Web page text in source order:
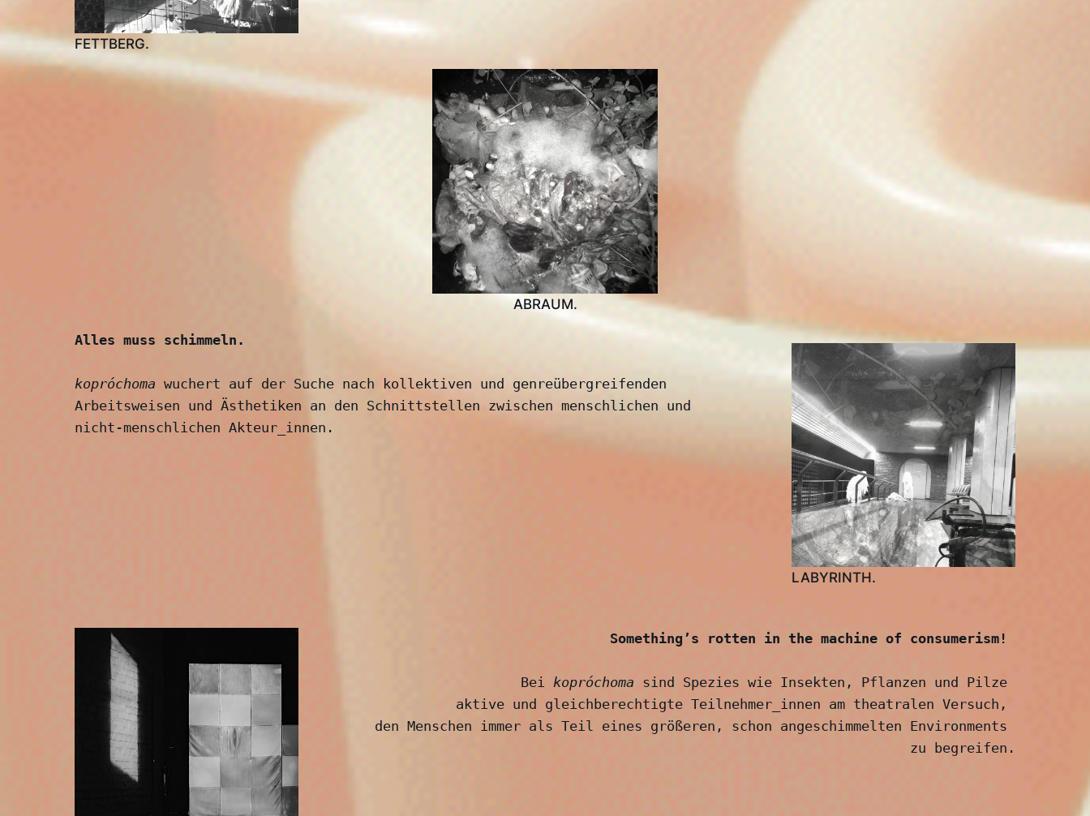
FETTBERG.
ABRAUM.
LABYRINTH.
Alles muss schimmeln.
kopróchoma wuchert auf der Suche nach kollektiven und genreübergreifenden
Arbeitsweisen und Ästhetiken an den Schnittstellen zwischen menschlichen und
nicht-menschlichen Akteur_innen.
Something’s rotten in the machine of consumerism!
Bei kopróchoma sind Spezies wie Insekten, Pflanzen und Pilze
aktive und gleichberechtigte Teilnehmer_innen am theatralen Versuch,
den Menschen immer als Teil eines größeren, schon angeschimmelten Environments
zu begreifen.